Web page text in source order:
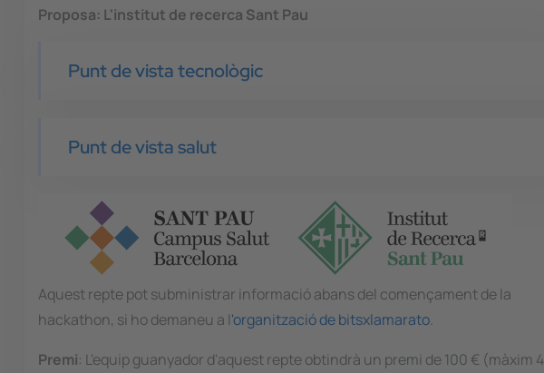
Proposa: L'institut de recerca Sant Pau
Punt de vista tecnològic
Punt de vista salut
Aquest repte pot subministrar informació abans del començament de la
hackathon, si ho demaneu a l'organització de bitsxlamarato.
Premi: L'equip guanyador d'aquest repte obtindrà un premi de 100 € (màxim 4